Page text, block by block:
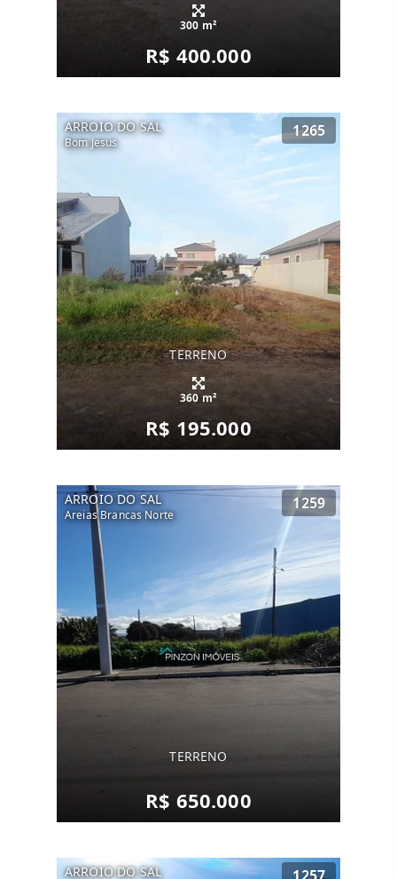
300 m²
R$ 400.000
ARROIO DO SAL
Bom Jesus
1265
TERRENO
360 m²
R$ 195.000
ARROIO DO SAL
Areias Brancas Norte
1259
TERRENO
R$ 650.000
ARROIO DO SAL